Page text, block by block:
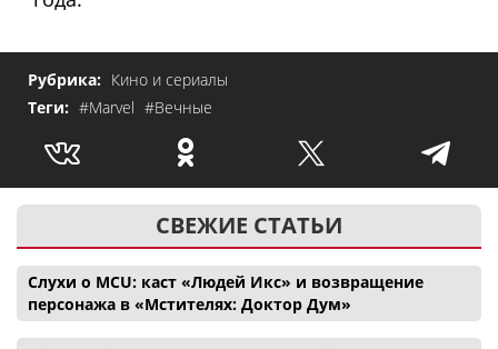
Рубрика: Кино и сериалы
Теги: #Marvel #Вечные
СВЕЖИЕ СТАТЬИ
Слухи о MCU: каст «Людей Икс» и возвращение
персонажа в «Мстителях: Доктор Дум»